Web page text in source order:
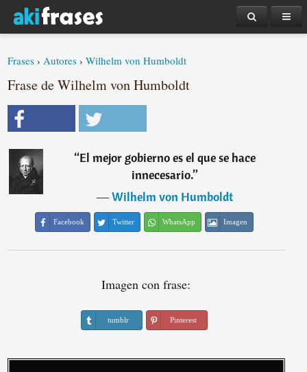
Frases ›Autores ›Wilhelm von Humboldt
Frase de Wilhelm von Humboldt
“El mejor gobierno es el que se hace
innecesario.”
―Wilhelm von Humboldt
Facebook Twitter WhatsApp Imagen
Imagen con frase:
tumblr Pinterest